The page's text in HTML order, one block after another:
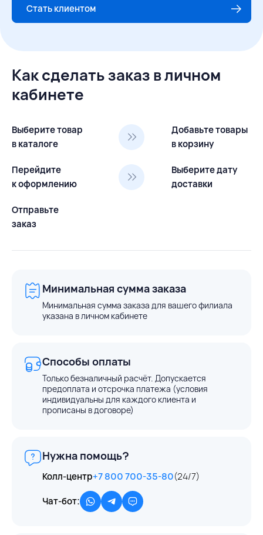
Стать клиентом
Как сделать заказ в личном
кабинете
Выберите товар
в каталоге
Добавьте товары
в корзину
Перейдите
к оформлению
Выберите дату
доставки
Отправьте
заказ
Минимальная сумма заказа
Минимальная сумма заказа для вашего филиала
указана в личном кабинете
Способы оплаты
Только безналичный расчёт. Допускается
предоплата и отсрочка платежа (условия
индивидуальны для каждого клиента и
прописаны в договоре)
Нужна помощь?
Колл-центр+7 800 700-35-80(24/7)
Чат-бот: